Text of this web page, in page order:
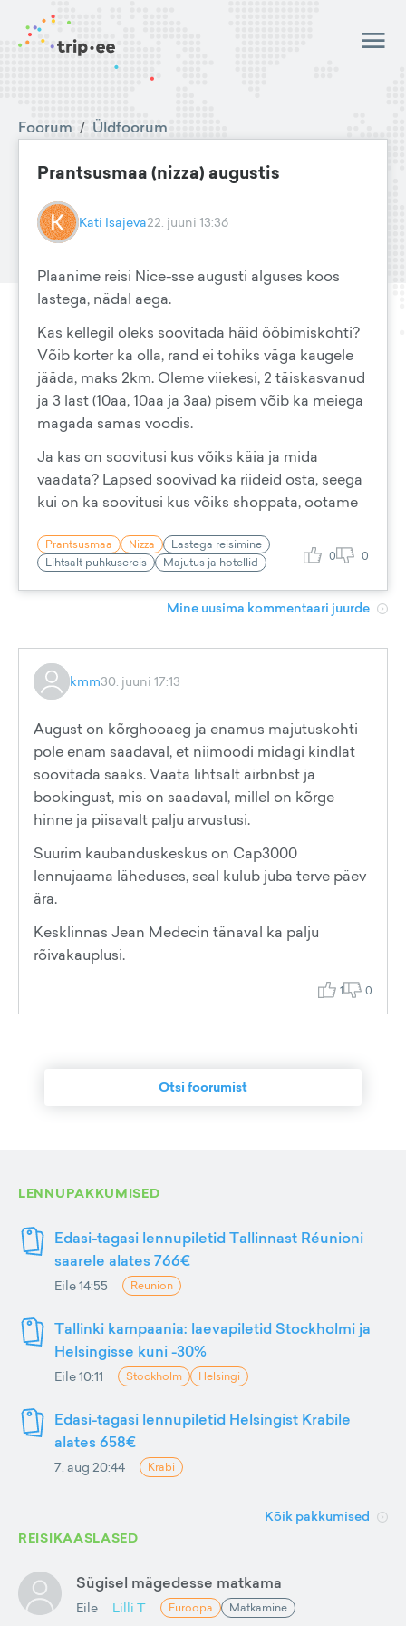
Foorum / Üldfoorum
Prantsusmaa (nizza) augustis
Kati Isajeva22. juuni 13:36
Plaanime reisi Nice-sse augusti alguses koos
lastega, nädal aega.
Kas kellegil oleks soovitada häid ööbimiskohti?
Võib korter ka olla, rand ei tohiks väga kaugele
jääda, maks 2km. Oleme viiekesi, 2 täiskasvanud
ja 3 last (10aa, 10aa ja 3aa) pisem võib ka meiega
magada samas voodis.
Ja kas on soovitusi kus võiks käia ja mida
vaadata? Lapsed soovivad ka riideid osta, seega
kui on ka soovitusi kus võiks shoppata, ootame
Prantsusmaa Nizza
Lastega reisimine
Lihtsalt puhkusereis
Majutus ja hotellid 0 0
Mine uusima kommentaari juurde
kmm30. juuni 17:13
August on kõrghooaeg ja enamus majutuskohti
pole enam saadaval, et niimoodi midagi kindlat
soovitada saaks. Vaata lihtsalt airbnbst ja
bookingust, mis on saadaval, millel on kõrge
hinne ja piisavalt palju arvustusi.
Suurim kaubanduskeskus on Cap3000
lennujaama läheduses, seal kulub juba terve päev
ära.
Kesklinnas Jean Medecin tänaval ka palju
rõivakauplusi.
1 0
Otsi foorumist
LENNUPAKKUMISED
Edasi-tagasi lennupiletid Tallinnast Réunioni
saarele alates 766€
Eile 14:55 Reunion
Tallinki kampaania: laevapiletid Stockholmi ja
Helsingisse kuni -30%
Eile 10:11 Stockholm Helsingi
Edasi-tagasi lennupiletid Helsingist Krabile
alates 658€
7. aug 20:44 Krabi
Kõik pakkumised
REISIKAASLASED
Sügisel mägedesse matkama
Eile Lilli T Euroopa Matkamine